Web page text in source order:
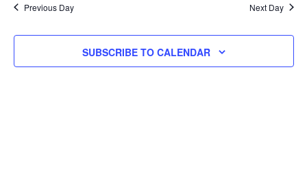
Previous Day Next Day
SUBSCRIBE TO CALENDAR